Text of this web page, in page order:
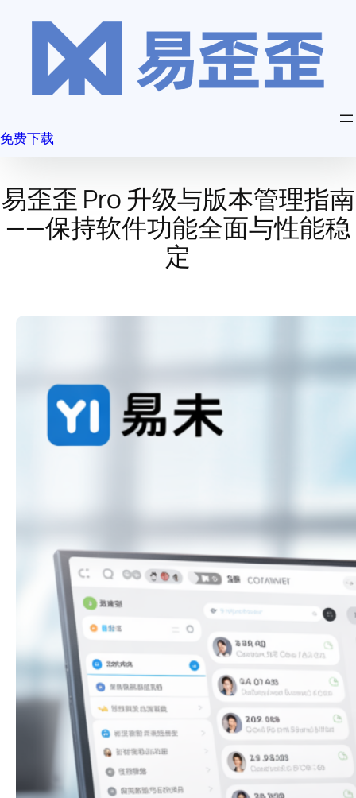
免费下载
易歪歪 Pro 升级与版本管理指南
——保持软件功能全面与性能稳
定